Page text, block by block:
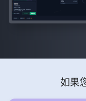
如果